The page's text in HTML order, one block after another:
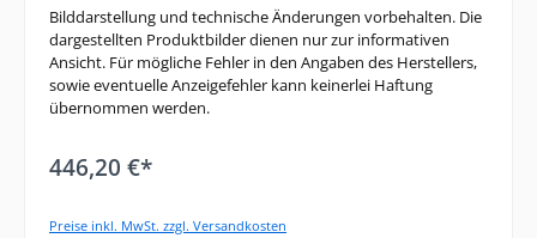
Bilddarstellung und technische Änderungen vorbehalten. Die
dargestellten Produktbilder dienen nur zur informativen
Ansicht. Für mögliche Fehler in den Angaben des Herstellers,
sowie eventuelle Anzeigefehler kann keinerlei Haftung
übernommen werden.
446,20 €*
Preise inkl. MwSt. zzgl. Versandkosten